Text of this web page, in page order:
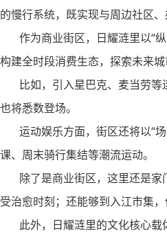
的慢行系统，既实现与周边社区
作为商业街区，日耀涟里以“纵
构建全时段消费生态，探索未来城
比如，引入星巴克、麦当劳等
也将悉数登场。
运动娱乐方面，街区还将以“场
课、周末骑行集结等潮流运动。
除了是商业街区，这里还是家
受治愈时刻；还能够到入江市集
此外，日耀涟里的文化核心载